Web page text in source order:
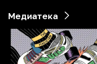
Медиатека